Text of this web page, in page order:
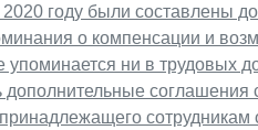
году были составлены
о компенсации и
ни в трудовых